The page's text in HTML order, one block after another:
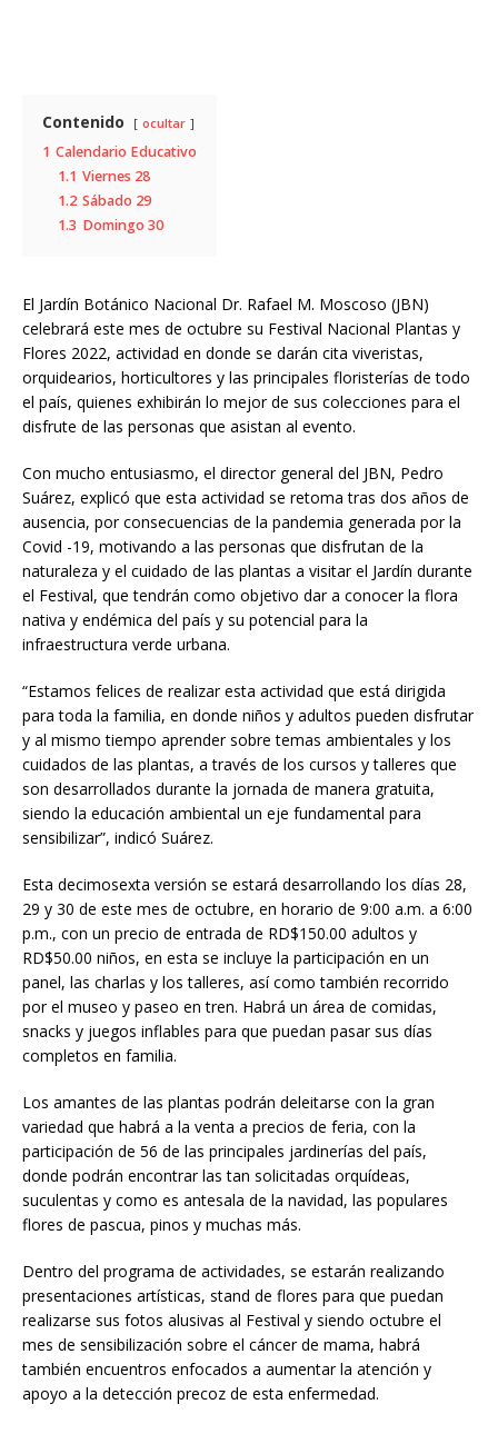
Contenido ocultar
1 Calendario Educativo
1.1 Viernes 28
1.2 Sábado 29
1.3 Domingo 30
El Jardín Botánico Nacional Dr. Rafael M. Moscoso (JBN)
celebrará este mes de octubre su Festival Nacional Plantas y
Flores 2022, actividad en donde se darán cita viveristas,
orquidearios, horticultores y las principales floristerías de todo
el país, quienes exhibirán lo mejor de sus colecciones para el
disfrute de las personas que asistan al evento.
Con mucho entusiasmo, el director general del JBN, Pedro
Suárez, explicó que esta actividad se retoma tras dos años de
ausencia, por consecuencias de la pandemia generada por la
Covid -19, motivando a las personas que disfrutan de la
naturaleza y el cuidado de las plantas a visitar el Jardín durante
el Festival, que tendrán como objetivo dar a conocer la flora
nativa y endémica del país y su potencial para la
infraestructura verde urbana.
“Estamos felices de realizar esta actividad que está dirigida
para toda la familia, en donde niños y adultos pueden disfrutar
y al mismo tiempo aprender sobre temas ambientales y los
cuidados de las plantas, a través de los cursos y talleres que
son desarrollados durante la jornada de manera gratuita,
siendo la educación ambiental un eje fundamental para
sensibilizar”, indicó Suárez.
Esta decimosexta versión se estará desarrollando los días 28,
29 y 30 de este mes de octubre, en horario de 9:00 a.m. a 6:00
p.m., con un precio de entrada de RD$150.00 adultos y
RD$50.00 niños, en esta se incluye la participación en un
panel, las charlas y los talleres, así como también recorrido
por el museo y paseo en tren. Habrá un área de comidas,
snacks y juegos inflables para que puedan pasar sus días
completos en familia.
Los amantes de las plantas podrán deleitarse con la gran
variedad que habrá a la venta a precios de feria, con la
participación de 56 de las principales jardinerías del país,
donde podrán encontrar las tan solicitadas orquídeas,
suculentas y como es antesala de la navidad, las populares
flores de pascua, pinos y muchas más.
Dentro del programa de actividades, se estarán realizando
presentaciones artísticas, stand de flores para que puedan
realizarse sus fotos alusivas al Festival y siendo octubre el
mes de sensibilización sobre el cáncer de mama, habrá
también encuentros enfocados a aumentar la atención y
apoyo a la detección precoz de esta enfermedad.